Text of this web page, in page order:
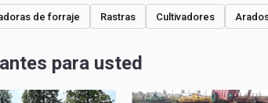
de forraje Rastras Cultivadores
para usted